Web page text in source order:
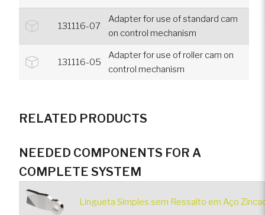
131116-07
Adapter for use of standard cam
on control mechanism
131116-05
Adapter for use of roller cam on
control mechanism
RELATED PRODUCTS
NEEDED COMPONENTS FOR A
COMPLETE SYSTEM
Lingueta Simples sem Ressalto em Aço